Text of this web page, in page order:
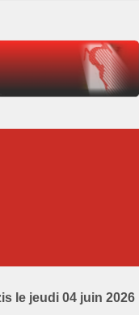
le jeudi 04 juin 2026